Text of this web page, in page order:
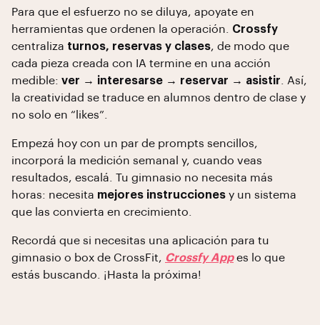
Para que el esfuerzo no se diluya, apoyate en
herramientas que ordenen la operación. Crossfy
centraliza turnos, reservas y clases, de modo que
cada pieza creada con IA termine en una acción
medible: ver → interesarse → reservar → asistir . Así,
la creatividad se traduce en alumnos dentro de clase y
no solo en “likes”.
Empezá hoy con un par de prompts sencillos,
incorporá la medición semanal y, cuando veas
resultados, escalá. Tu gimnasio no necesita más
horas: necesita mejores instrucciones y un sistema
que las convierta en crecimiento.
Recordá que si necesitas una aplicación para tu
gimnasio o box de CrossFit, Crossfy Appes lo que
estás buscando. ¡Hasta la próxima!